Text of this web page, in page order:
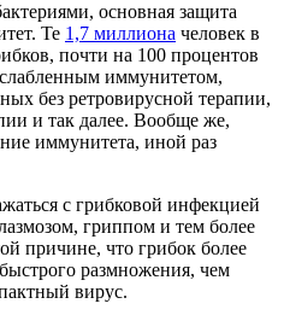
основная защита
Те 1,7 миллиона человек в
почти на 100 процентов
иммунитетом,
без ретровирусной терапии,
и так далее. Вообще же,
иммунитета, иной раз
с грибковой инфекцией
гриппом и тем более
причине, что грибок более
размножения, чем
вирус.